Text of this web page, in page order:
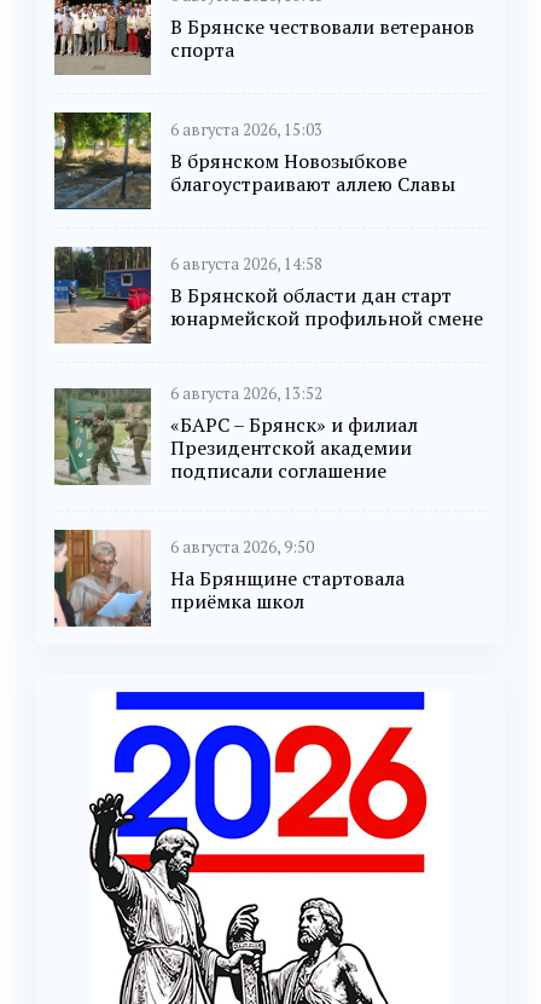
В Брянске чествовали ветеранов
спорта
6 августа 2026, 15:03
В брянском Новозыбкове
благоустраивают аллею Славы
6 августа 2026, 14:58
В Брянской области дан старт
юнармейской профильной смене
6 августа 2026, 13:52
«БАРС – Брянск» и филиал
Президентской академии
подписали соглашение
6 августа 2026, 9:50
На Брянщине стартовала
приёмка школ